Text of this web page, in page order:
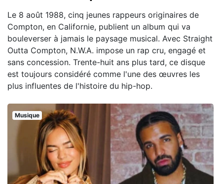
Le 8 août 1988, cinq jeunes rappeurs originaires de
Compton, en Californie, publient un album qui va
bouleverser à jamais le paysage musical. Avec Straight
Outta Compton, N.W.A. impose un rap cru, engagé et
sans concession. Trente-huit ans plus tard, ce disque
est toujours considéré comme l'une des œuvres les
plus influentes de l'histoire du hip-hop.
Musique